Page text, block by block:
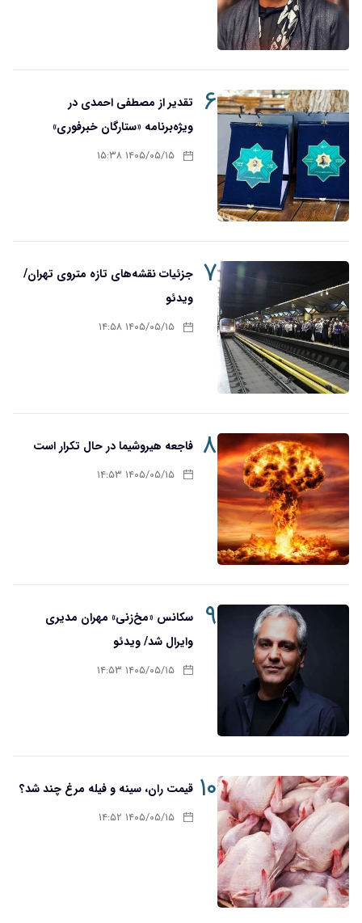
۶
تقدیر از مصطفی احمدی در
ویژه‌برنامه «ستارگان خبرفوری»
۱۴۰۵/۰۵/۱۵ ۱۵:۳۸
۷ جزئیات نقشه‌های تازه متروی تهران/
ویدئو
۱۴۰۵/۰۵/۱۵ ۱۴:۵۸
۸ فاجعه هیروشیما در حال تکرار است
۱۴۰۵/۰۵/۱۵ ۱۴:۵۳
۹
سکانس «مخ‌زنی» مهران مدیری
وایرال شد/ ویدئو
۱۴۰۵/۰۵/۱۵ ۱۴:۵۳
۱۰ قیمت ران، سینه و فیله مرغ چند شد؟
۱۴۰۵/۰۵/۱۵ ۱۴:۵۲